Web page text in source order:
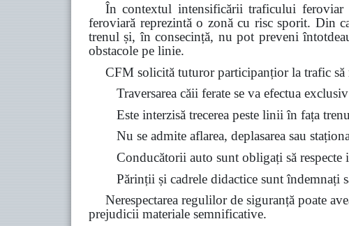
În contextul intensificării traficului feroviar
feroviară reprezintă o zonă cu risc sporit. Din
trenul și, în consecință, nu pot preveni
obstacole pe linie.
CFM solicită tuturor participanțior la trafic să
Traversarea căii ferate se va efectua
Este interzisă trecerea peste linii în fața
Nu se admite aflarea, deplasarea sau
Conducătorii auto sunt obligați să respecte
Părinții și cadrele didactice sunt îndemnați
Nerespectarea regulilor de siguranță poate
prejudicii materiale semnificative.